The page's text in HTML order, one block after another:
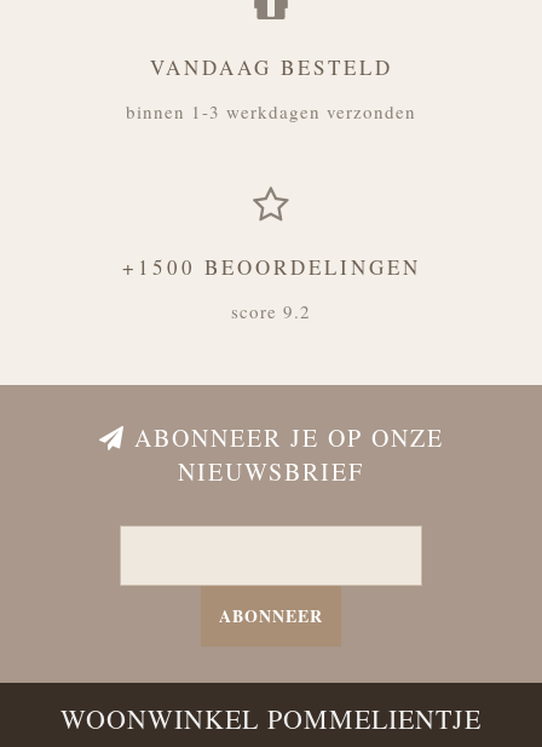
VANDAAG BESTELD
binnen 1-3 werkdagen verzonden
+1500 BEOORDELINGEN
score 9.2
ABONNEER JE OP ONZE
NIEUWSBRIEF
ABONNEER
WOONWINKEL POMMELIENTJE